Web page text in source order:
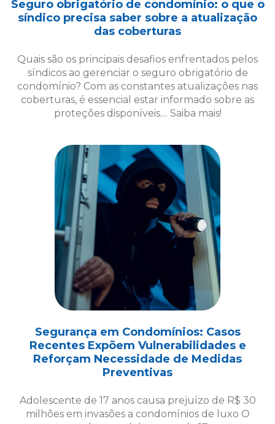
coberturas, é essencial estar informado sobre as
proteções disponíveis.... Saiba mais!
Segurança em Condomínios: Casos
Recentes Expõem Vulnerabilidades e
Reforçam Necessidade de Medidas
Preventivas
Adolescente de 17 anos causa prejuízo de R$ 30
recente caso de um adolescente de 17 anos que
conseguiu invadir mais... Saiba mais!